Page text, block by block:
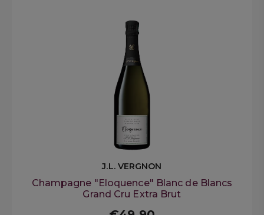
J.L. VERGNON
Champagne "Eloquence" Blanc de Blancs
Grand Cru Extra Brut